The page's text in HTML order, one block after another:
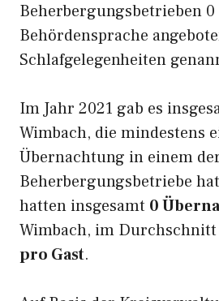
Beherbergungsbetrieben
Behördensprache
Schlafgelegenheiten
Im Jahr 2021 gab es
Wimbach, die mindestens
Übernachtung in einem
Beherbergungsbetriebe
hatten insgesamt 0
Wimbach, im Durchschnitt
pro Gast.